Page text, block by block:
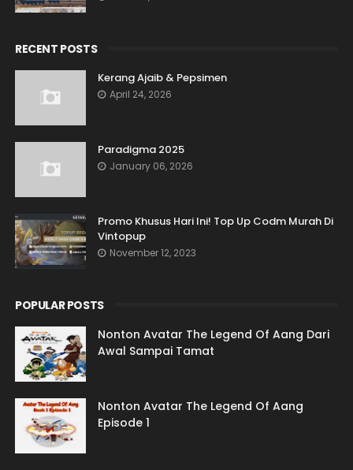
RECENT POSTS
Kerang Ajaib & Pepsimen
April 24, 2026
Paradigma 2025
January 06, 2026
Promo Khusus Hari Ini! Top Up Codm Murah Di
Vintopup
November 12, 2023
POPULAR POSTS
Nonton Avatar The Legend Of Aang Dari
Awal Sampai Tamat
Nonton Avatar The Legend Of Aang
Episode 1